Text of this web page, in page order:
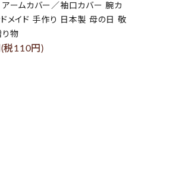
ームカバー／袖口カバー 腕カ
メイド 手作り 日本製 母の日 敬
り物
税110円)